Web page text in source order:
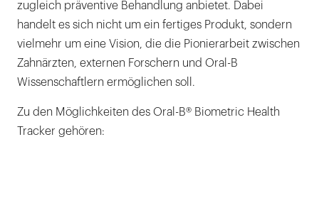
zugleich präventive Behandlung anbietet. Dabei
handelt es sich nicht um ein fertiges Produkt, sondern
vielmehr um eine Vision, die die Pionierarbeit zwischen
Zahnärzten, externen Forschern und Oral-B
Wissenschaftlern ermöglichen soll.
Zu den Möglichkeiten des Oral-B® Biometric Health
Tracker gehören: